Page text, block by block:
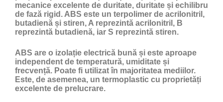
mecanice excelente de duritate, duritate și echilibru
de fază rigid. ABS este un terpolimer de acrilonitril,
butadienă și stiren, A reprezintă acrilonitril, B
reprezintă butadienă, iar S reprezintă stiren.
ABS are o izolație electrică bună și este aproape
independent de temperatură, umiditate și
frecvență. Poate fi utilizat în majoritatea mediilor.
Este, de asemenea, un termoplastic cu proprietăți
excelente de prelucrare.